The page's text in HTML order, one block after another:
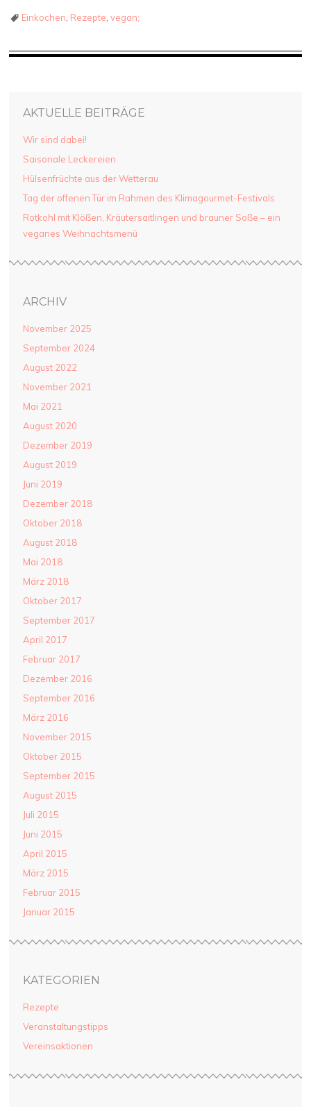
Einkochen Rezepte vegan;
AKTUELLE BEITRÄGE
Wir sind dabei!
Saisonale Leckereien
Hülsenfrüchte aus der Wetterau
Tag der offenen Tür im Rahmen des Klimagourmet-Festivals
Rotkohl mit Klößen, Kräutersaitlingen und brauner Soße – ein
veganes Weihnachtsmenü
ARCHIV
November 2025
September 2024
August 2022
November 2021
Mai 2021
August 2020
Dezember 2019
August 2019
Juni 2019
Dezember 2018
Oktober 2018
August 2018
Mai 2018
März 2018
Oktober 2017
September 2017
April 2017
Februar 2017
Dezember 2016
September 2016
März 2016
November 2015
Oktober 2015
September 2015
August 2015
Juli 2015
Juni 2015
April 2015
März 2015
Februar 2015
Januar 2015
KATEGORIEN
Rezepte
Veranstaltungstipps
Vereinsaktionen